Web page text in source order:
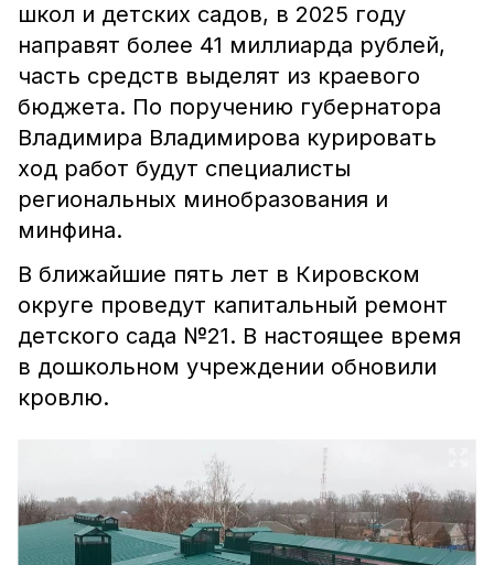
школ и детских садов, в 2025 году
направят более 41 миллиарда рублей,
часть средств выделят из краевого
бюджета. По поручению губернатора
Владимира Владимирова курировать
ход работ будут специалисты
региональных минобразования и
минфина.
В ближайшие пять лет в Кировском
округе проведут капитальный ремонт
детского сада №21. В настоящее время
в дошкольном учреждении обновили
кровлю.